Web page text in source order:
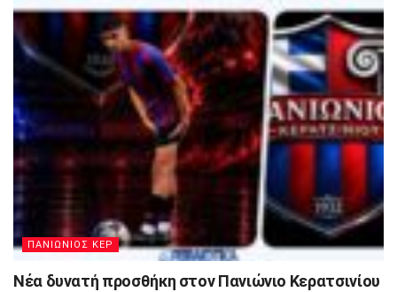
ΠΑΝΙΩΝΙΟΣ ΚΕΡ
Νέα δυνατή προσθήκη στον Πανιώνιο Κερατσινίου